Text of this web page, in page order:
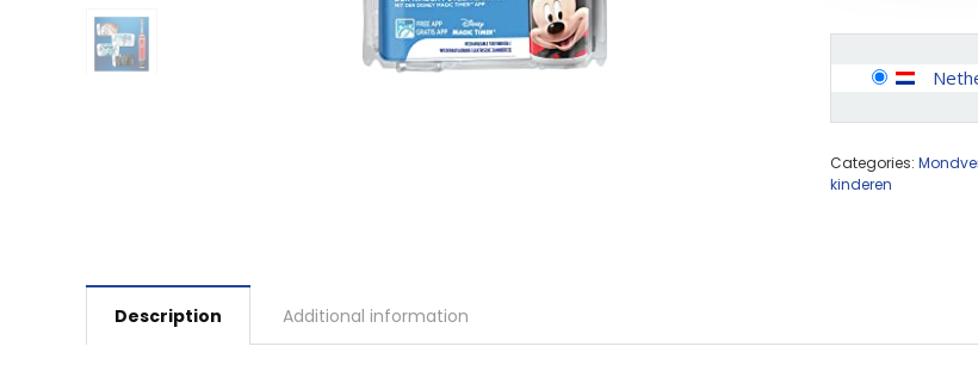
Categories:
kinderen
Description Additional information